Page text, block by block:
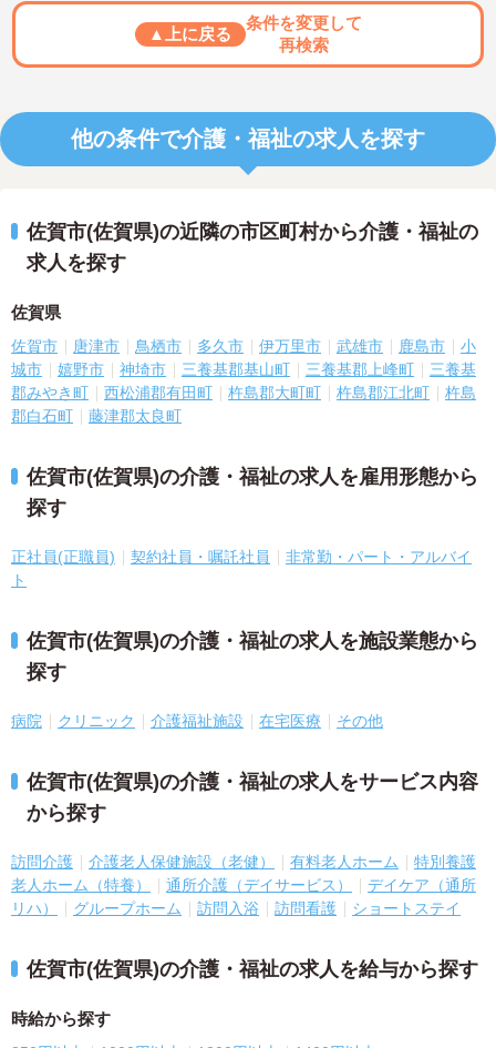
▲上に戻る
条件を変更して
再検索
他の条件で介護・福祉の求人を探す
佐賀市(佐賀県)の近隣の市区町村から介護・福祉の
求人を探す
佐賀県
佐賀市 唐津市 鳥栖市 多久市 伊万里市 武雄市 鹿島市
小
城市
嬉野市 神埼市 三養基郡基山町 三養基郡上峰町
三養基
郡みやき町
西松浦郡有田町 杵島郡大町町 杵島郡江北町
杵島
郡白石町
藤津郡太良町
佐賀市(佐賀県)の介護・福祉の求人を雇用形態から
探す
正社員(正職員) 契約社員・嘱託社員
非常勤・パート・アルバイ
ト
佐賀市(佐賀県)の介護・福祉の求人を施設業態から
探す
病院 クリニック 介護福祉施設 在宅医療 その他
佐賀市(佐賀県)の介護・福祉の求人をサービス内容
から探す
訪問介護 介護老人保健施設（老健） 有料老人ホーム
特別養護
老人ホーム（特養）
通所介護（デイサービス）
デイケア（通所
リハ）
グループホーム 訪問入浴 訪問看護 ショートステイ
佐賀市(佐賀県)の介護・福祉の求人を給与から探す
時給から探す